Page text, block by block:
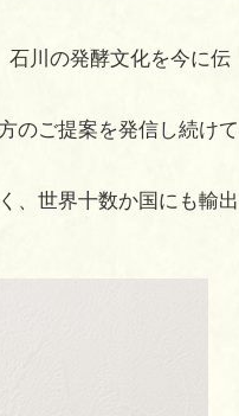
石川の発酵文化を今に伝
のご提案を発信し続けて
、世界十数か国にも輸出